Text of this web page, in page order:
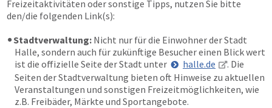
Freizeitaktivitäten oder sonstige Tipps, nutzen Sie bitte
den/die folgenden Link(s):
Stadtverwaltung: Nicht nur für die Einwohner der Stadt
Halle, sondern auch für zukünftige Besucher einen Blick wert
ist die offizielle Seite der Stadt unter
halle.de
. Die
Seiten der Stadtverwaltung bieten oft Hinweise zu aktuellen
Veranstaltungen und sonstigen Freizeitmöglichkeiten, wie
z.B. Freibäder, Märkte und Sportangebote.